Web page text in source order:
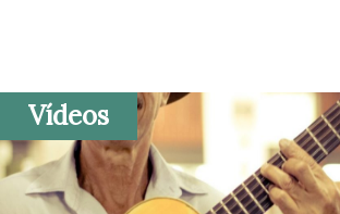
Vídeos